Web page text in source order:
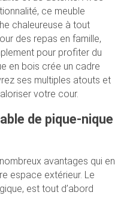
ce meuble
chaleureuse à tout
des repas en famille,
pour profiter du
en bois crée un cadre
ses multiples atouts et
votre cour.
de pique-nique
avantages qui en
espace extérieur. Le
est tout d’abord